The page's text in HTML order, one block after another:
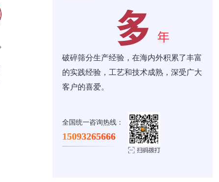
破碎筛分生产经验，在海内外积累了丰富
的实践经验，工艺和技术成熟，深受广大
客户的喜爱。
全国统一咨询热线：
15093265666